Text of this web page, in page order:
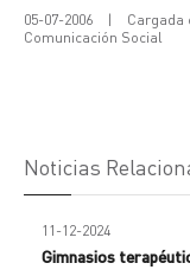
05-07-2006 | Cargada
Comunicación Social
Noticias
11-12-2024
Gimnasios